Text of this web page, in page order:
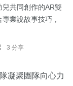
共同創作的AR雙
業說故事技巧，
3 分享